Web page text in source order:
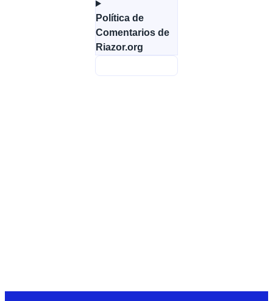
Política de
Comentarios de
Riazor.org